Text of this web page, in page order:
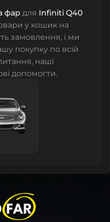
фар для Infiniti Q40
у кошик на
замовлення, і ми
покупку по всій
наші
допомогти.